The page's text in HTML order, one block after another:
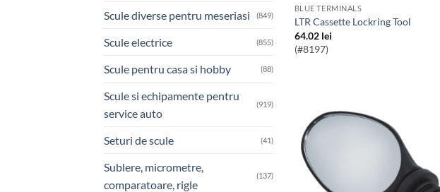
Scule diverse pentru meseriasi (849)
Scule electrice (855)
Scule pentru casa si hobby (88)
Scule si echipamente pentru
service auto
(919)
Seturi de scule (41)
Sublere, micrometre,
comparatoare, rigle
(137)
BLUE TERMINALS
LTR Cassette Lockring Tool
64.02 lei
(#8197)